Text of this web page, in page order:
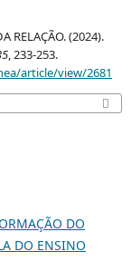
RELAÇÃO. (2024).
, 233-253.
article/view/2681
DO
DO ENSINO